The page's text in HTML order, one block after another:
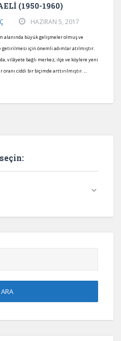
(1950-1960)
HAZIRAN 5, 2017
alanında büyük gelişmeler olmuş ve
için önemli adımlar atılmıştır.
vilâyete bağlı merkez, ilçe ve köylere yeni
ciddi bir biçimde arttırılmıştır. ...